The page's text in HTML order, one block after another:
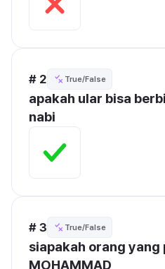
# 2 True/False
apakah ular bisa
nabi
# 3 True/False
siapakah orang yang
MOHAMMAD